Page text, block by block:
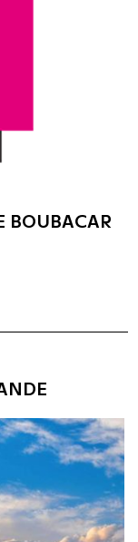
BOUBACAR